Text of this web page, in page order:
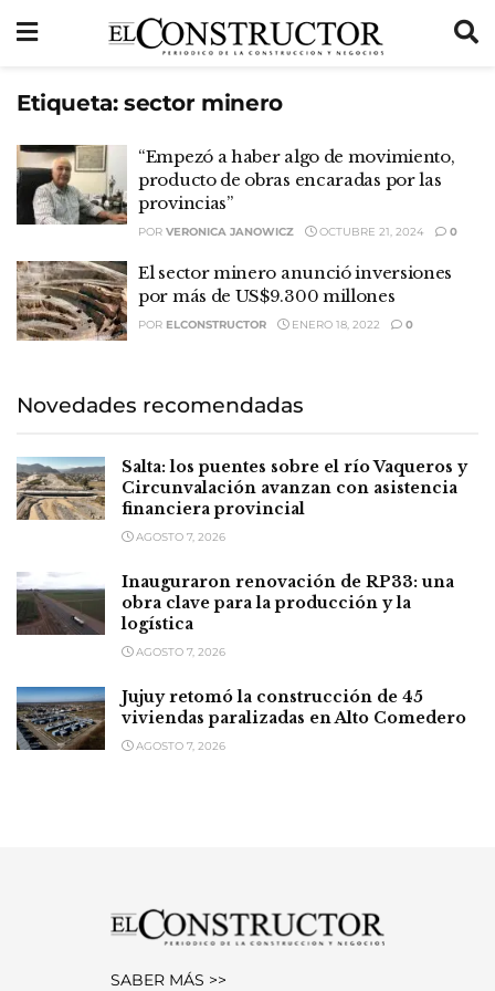
Etiqueta: sector minero
“Empezó a haber algo de movimiento,
producto de obras encaradas por las
provincias”
POR VERONICA JANOWICZ OCTUBRE 21, 2024 0
El sector minero anunció inversiones
por más de US$9.300 millones
POR ELCONSTRUCTOR ENERO 18, 2022 0
Novedades recomendadas
Salta: los puentes sobre el río Vaqueros y
Circunvalación avanzan con asistencia
financiera provincial
AGOSTO 7, 2026
Inauguraron renovación de RP33: una
obra clave para la producción y la
logística
AGOSTO 7, 2026
Jujuy retomó la construcción de 45
viviendas paralizadas en Alto Comedero
AGOSTO 7, 2026
SABER MÁS >>